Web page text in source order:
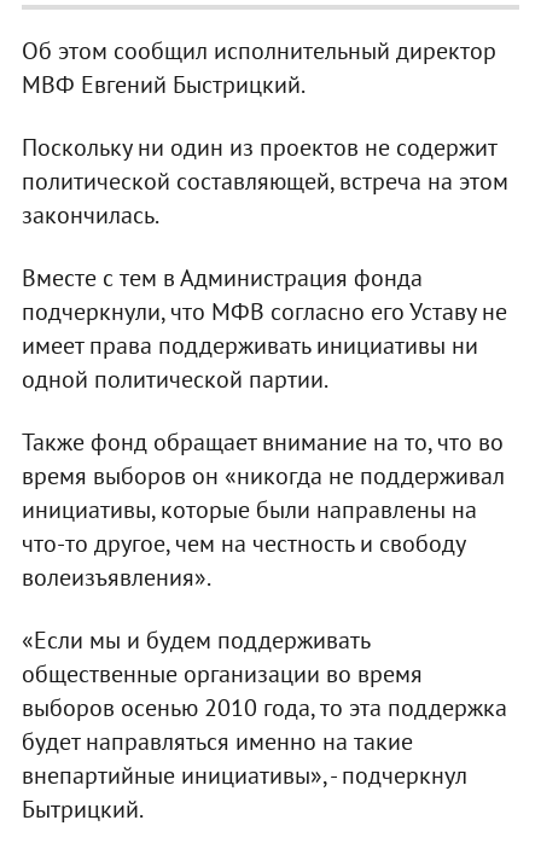
Об этом сообщил исполнительный директор
МВФ Евгений Быстрицкий.
Поскольку ни один из проектов не содержит
политической составляющей, встреча на этом
закончилась.
Вместе с тем в Администрация фонда
подчеркнули, что МФВ согласно его Уставу не
имеет права поддерживать инициативы ни
одной политической партии.
Также фонд обращает внимание на то, что во
время выборов он «никогда не поддерживал
инициативы, которые были направлены на
что-то другое, чем на честность и свободу
волеизъявления».
«Если мы и будем поддерживать
общественные организации во время
выборов осенью 2010 года, то эта поддержка
будет направляться именно на такие
внепартийные инициативы», - подчеркнул
Бытрицкий.